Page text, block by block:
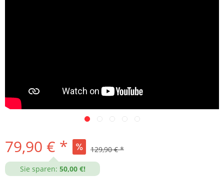
79,90 € * 129,90 € *
Sie sparen: 50,00 €!